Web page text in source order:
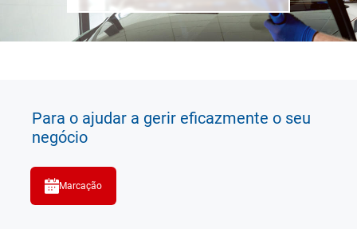
Para o ajudar a gerir eficazmente o seu
negócio
Marcação